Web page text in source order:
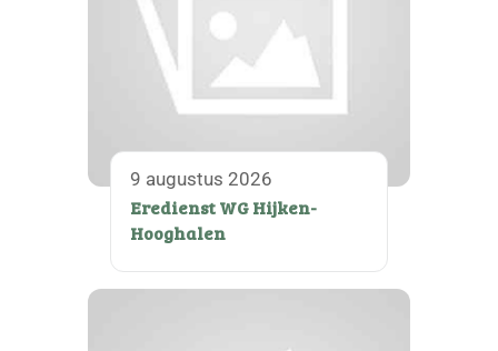
9 augustus 2026
Eredienst WG Hijken-
Hooghalen